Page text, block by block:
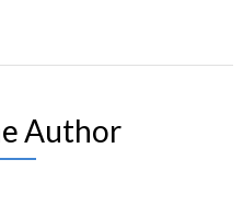
Author